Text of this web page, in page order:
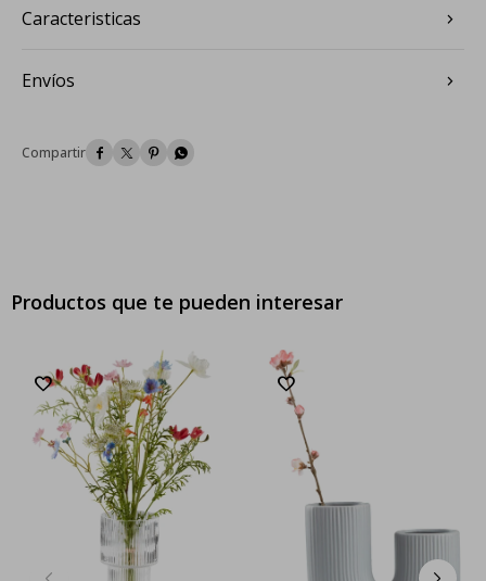
Caracteristicas
Envíos
   
Productos que te pueden interesar